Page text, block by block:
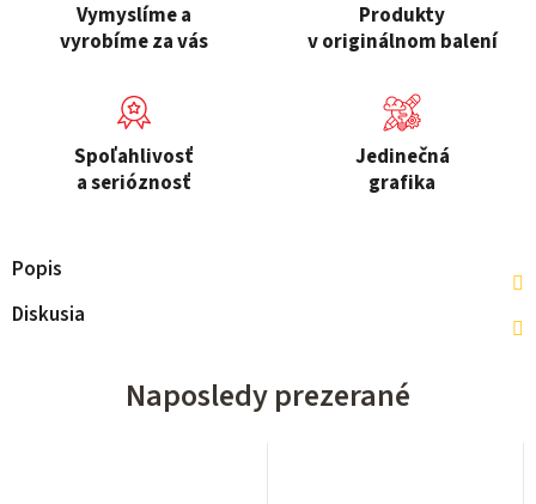
Vymyslíme a
vyrobíme za vás
Produkty
v originálnom balení
Spoľahlivosť
a serióznosť
Jedinečná
grafika
Popis
Diskusia
Naposledy prezerané